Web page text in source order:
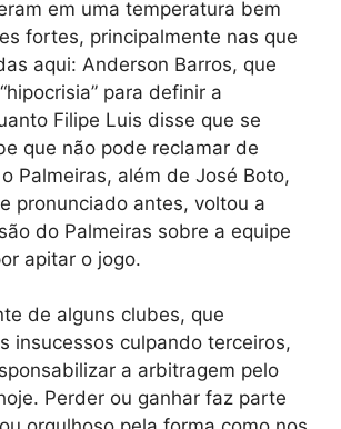
em uma temperatura bem
fortes, principalmente nas que
aqui: Anderson Barros, que
para definir a
Filipe Luis disse que se
que não pode reclamar de
Palmeiras, além de José Boto,
pronunciado antes, voltou a
do Palmeiras sobre a equipe
apitar o jogo.
de alguns clubes, que
insucessos culpando terceiros,
a arbitragem pelo
Perder ou ganhar faz parte